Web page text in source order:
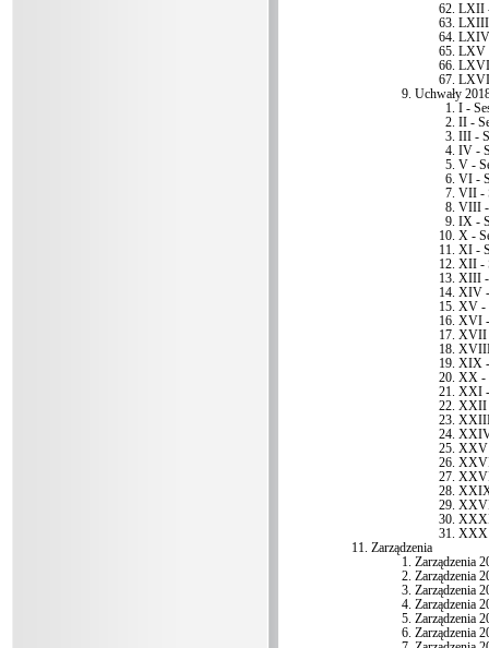
LXII
LXIII
LXIV
LXV
LXVI
Uchwały
I -
II -
III -
IV -
V -
VI -
VII -
VIII -
IX -
X -
XI -
XII -
XIII -
XIV -
XV -
XVI -
XVII
XVIII
XIX -
XX -
XXI -
XXII
XXIII
XXV
XXX
Zarządzenia
Zarządzenia
Zarządzenia
Zarządzenia
Zarządzenia
Zarządzenia
Zarządzenia